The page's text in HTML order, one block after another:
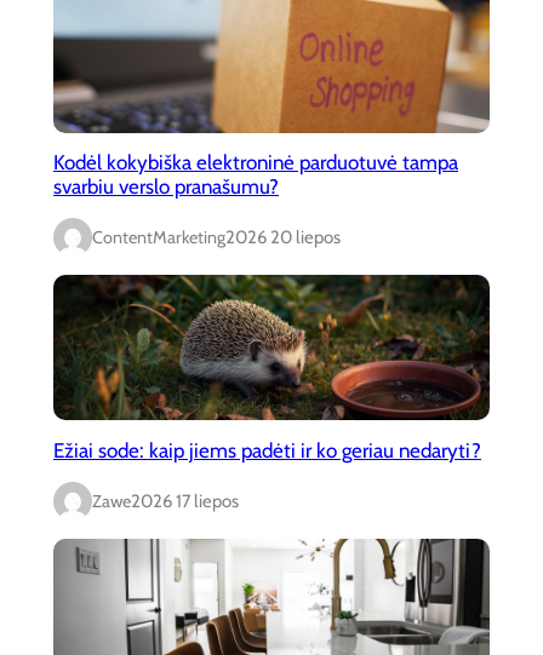
Kodėl kokybiška elektroninė parduotuvė tampa
svarbiu verslo pranašumu?
ContentMarketing2026 20 liepos
Ežiai sode: kaip jiems padėti ir ko geriau nedaryti?
Zawe2026 17 liepos